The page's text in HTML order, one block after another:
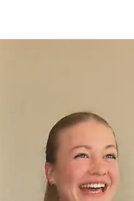
dem Menü die